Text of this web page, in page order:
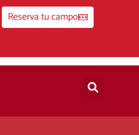
Reserva tu campo